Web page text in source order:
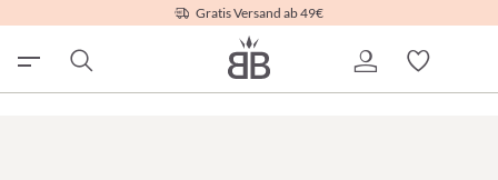
Gratis Versand ab 49€